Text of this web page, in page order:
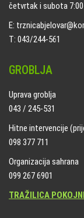
četvrtak i subota
E:
T: 043/244-561
GROBLJA
Uprava groblja
043 / 245-531
Hitne intervencije
098 377 711
Organizacija sahrana
099 267 6901
TRAŽILICA